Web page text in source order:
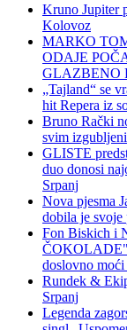
Kruno Jupiter
Kolovoz
MARKO
ODAJE
GLAZBENO
„Tajland“ se
hit Repera iz
Bruno Rački
svim
GLISTE
duo donosi
Srpanj
Nova pjesma
dobila je svoje
Fon Biskich i
ČOKOLADE"
doslovno moći
Rundek &
Srpanj
Legenda